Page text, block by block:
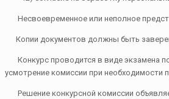
Несвоевременное или неполное
Копии документов должны быть
Конкурс проводится в виде экзамена
усмотрение комиссии при необходимости
Решение конкурсной комиссии